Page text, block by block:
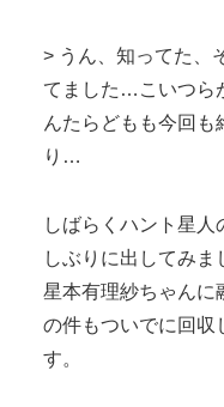
> うん、知ってた、
てました…こいつら
んたらどもも今回
り…
しばらくハント星人
しぶりに出してみ
星本有理紗ちゃんに
の件もついでに回収
す。